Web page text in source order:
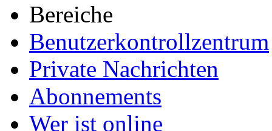
Bereiche
Benutzerkontrollzentrum
Private Nachrichten
Abonnements
Wer ist online